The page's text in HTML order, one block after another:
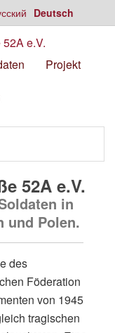
Deutsch
Projekt
52A e.V.
in
und Polen.
des
Föderation
von 1945
tragischen